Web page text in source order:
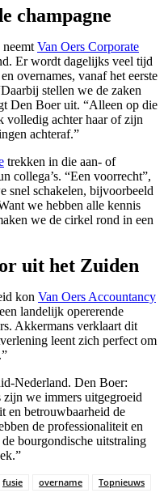
champagne
Van Oers Corporate
Er wordt dagelijks veel tijd
overnames, vanaf het eerste
stellen we de zaken
Den Boer uit. “Alleen op die
volledig achter haar of zijn
achteraf.”
trekken in die aan- of
collega’s. “Een voorrecht”,
snel schakelen, bijvoorbeeld
we hebben alle kennis
we de cirkel rond in een
uit het Zuiden
kon Van Oers Accountancy
landelijk opererende
Akkermans verklaart dit
leent zich perfect om
Nederland. Den Boer:
zijn we immers uitgegroeid
en betrouwbaarheid de
de professionaliteit en
bourgondische uitstraling
fusie overname
Topnieuws